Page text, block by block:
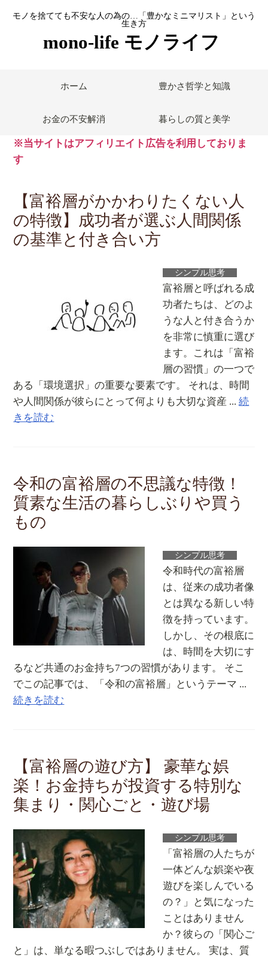
モノを捨てても不安な人の為の…「豊かなミニマリスト」という
生き方
mono-life モノライフ
ホーム 豊かさ哲学と知識
お金の不安解消 暮らしの質と美学
※当サイトはアフィリエイト広告を利用しておりま
す
【富裕層がかかわりたくない人
の特徴】成功者が選ぶ人間関係
の基準と付き合い方
シンプル思考
富裕層と呼ばれる成
功者たちは、どのよ
うな人と付き合うか
を非常に慎重に選び
ます。これは「富裕
層の習慣」の一つで
ある「環境選択」の重要な要素です。 それは、時間
や人間関係が彼らにとって何よりも大切な資産 ...続
きを読む
令和の富裕層の不思議な特徴！
質素な生活の暮らしぶりや買う
もの
シンプル思考
令和時代の富裕層
は、従来の成功者像
とは異なる新しい特
徴を持っています。
しかし、その根底に
は、時間を大切にす
るなど共通のお金持ち7つの習慣があります。 そこ
でこの記事では、「令和の富裕層」というテーマ ...
続きを読む
【富裕層の遊び方】 豪華な娯
楽！お金持ちが投資する特別な
集まり・関心ごと・遊び場
シンプル思考
「富裕層の人たちが
一体どんな娯楽や夜
遊びを楽しんでいる
の？」と気になった
ことはありません
か？彼らの「関心ご
と」は、単なる暇つぶしではありません。 実は、質